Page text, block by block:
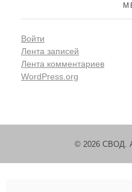
Войти
Лента записей
Лента комментариев
WordPress.org
© 2026 СВОД.